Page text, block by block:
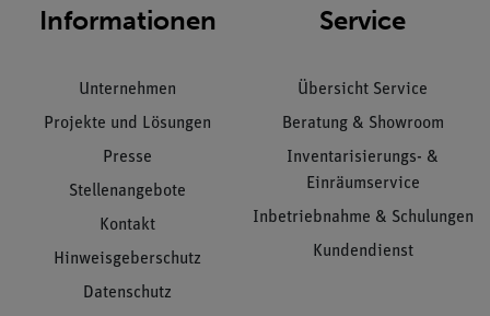
Informationen
Unternehmen
Projekte und Lösungen
Presse
Stellenangebote
Kontakt
Hinweisgeberschutz
Datenschutz
Service
Übersicht Service
Beratung & Showroom
Inventarisierungs- &
Einräumservice
Inbetriebnahme & Schulungen
Kundendienst